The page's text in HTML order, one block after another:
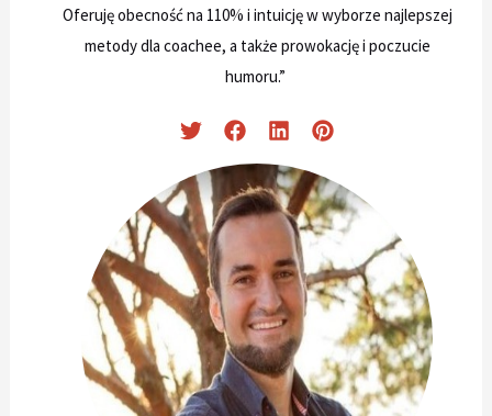
Oferuję obecność na 110% i intuicję w wyborze najlepszej
metody dla coachee, a także prowokację i poczucie
humoru.”